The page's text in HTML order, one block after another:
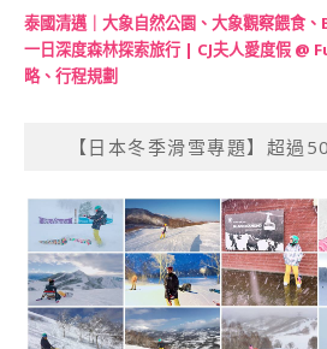
泰國清邁｜大象自然公園、大象觀察餵食
一日深度森林探索旅行 | CJ夫人愛度假 @
略、行程規劃
【日本冬季滑雪專題】超過